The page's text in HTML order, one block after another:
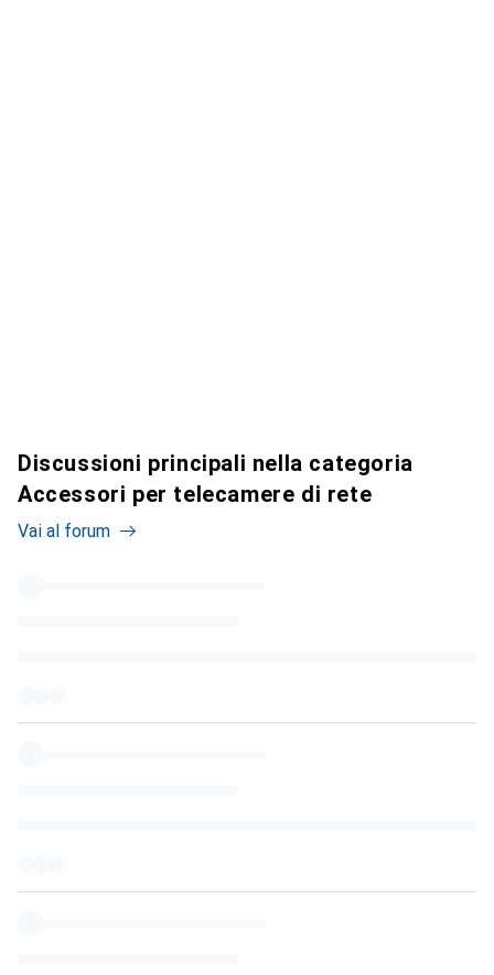
Discussioni principali nella categoria
Accessori per telecamere di rete
Vai al forum